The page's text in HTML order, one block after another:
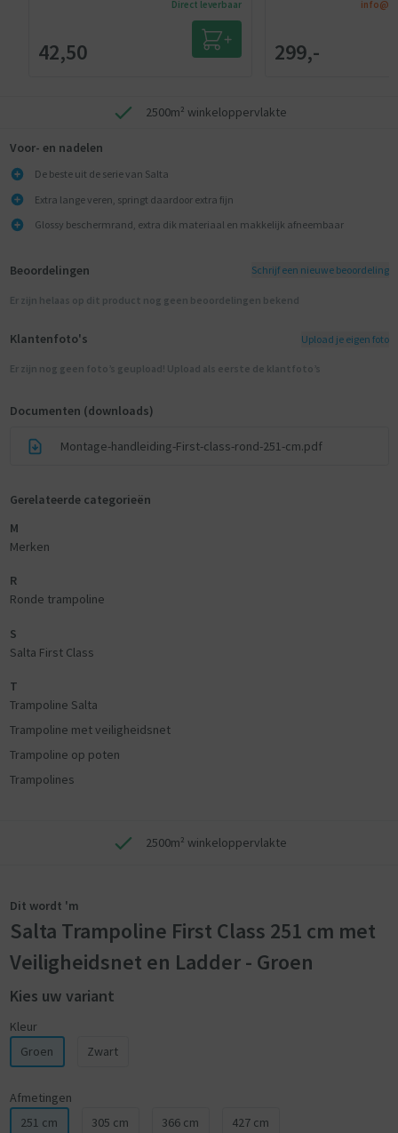
42,50
Direct leverbaar
299,-
2500m² winkeloppervlakte
Voor- en nadelen
De beste uit de serie van Salta
Extra lange veren, springt daardoor extra fijn
Glossy beschermrand, extra dik materiaal en makkelijk afneembaar
Beoordelingen Schrijf een nieuwe beoordeling
Er zijn helaas op dit product nog geen beoordelingen bekend
Klantenfoto's Upload je eigen foto
Er zijn nog geen foto’s geupload! Upload als eerste de klantfoto’s
Documenten (downloads)
Montage-handleiding-First-class-rond-251-cm.pdf
Gerelateerde categorieën
M
Merken
R
Ronde trampoline
S
Salta First Class
T
Trampoline Salta
Trampoline met veiligheidsnet
Trampoline op poten
Trampolines
2500m² winkeloppervlakte
Dit wordt 'm
Salta Trampoline First Class 251 cm met
Veiligheidsnet en Ladder - Groen
Kies uw variant
Kleur
Groen
Zwart
Afmetingen
251 cm
305 cm 366 cm 427 cm